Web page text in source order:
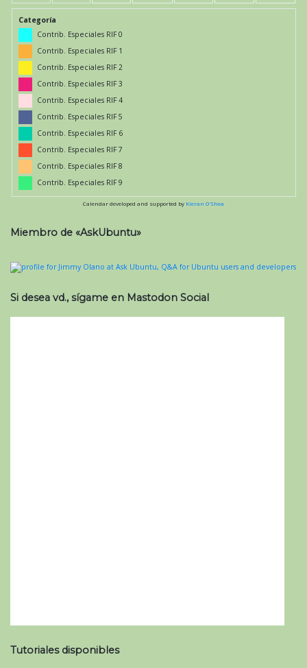
Categoría
Contrib. Especiales RIF 0
Contrib. Especiales RIF 1
Contrib. Especiales RIF 2
Contrib. Especiales RIF 3
Contrib. Especiales RIF 4
Contrib. Especiales RIF 5
Contrib. Especiales RIF 6
Contrib. Especiales RIF 7
Contrib. Especiales RIF 8
Contrib. Especiales RIF 9
Calendar developed and supported by Kieran O'Shea
Miembro de «AskUbuntu»
Si desea vd., sígame en Mastodon Social
Tutoriales disponibles